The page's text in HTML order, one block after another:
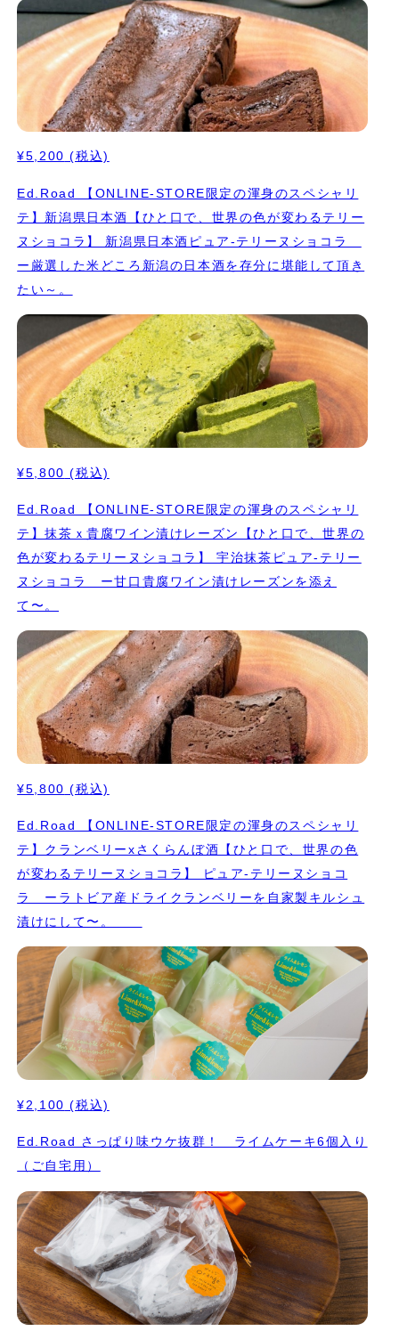
¥5,200 (税込)
Ed.Road 【ONLINE-STORE限定の渾身のスペシャリ
テ】新潟県日本酒【ひと口で、世界の色が変わるテリー
ヌショコラ】 新潟県日本酒ピュア-テリーヌショコラ
ー厳選した米どころ新潟の日本酒を存分に堪能して頂き
たい～。
¥5,800 (税込)
Ed.Road 【ONLINE-STORE限定の渾身のスペシャリ
テ】抹茶ｘ貴腐ワイン漬けレーズン【ひと口で、世界の
色が変わるテリーヌショコラ】 宇治抹茶ピュア-テリー
ヌショコラ ー甘口貴腐ワイン漬けレーズンを添え
て〜。
¥5,800 (税込)
Ed.Road 【ONLINE-STORE限定の渾身のスペシャリ
テ】クランベリーxさくらんぼ酒【ひと口で、世界の色
が変わるテリーヌショコラ】 ピュア-テリーヌショコ
ラ ーラトビア産ドライクランベリーを自家製キルシュ
漬けにして〜。
¥2,100 (税込)
Ed.Road さっぱり味ウケ抜群！ ライムケーキ6個入り
（ご自宅用）